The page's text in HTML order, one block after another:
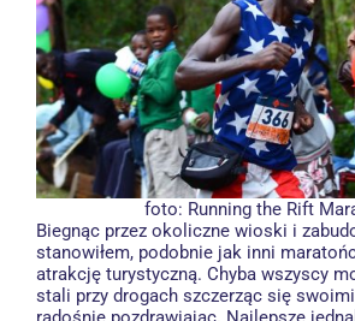
foto: Running the Rift
Biegnąc przez okoliczne wioski i
stanowiłem, podobnie jak inni
atrakcję turystyczną. Chyba wszyscy
stali przy drogach szczerząc się